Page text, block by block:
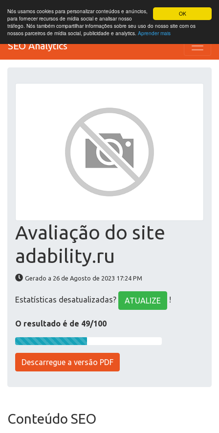
OK
Nós usamos cookies para personalizar conteúdos e anúncios,
para fornecer recursos de mídia social e analisar nosso
tráfego. Nós também compartilhar informações sobre seu uso do nosso site com os
nossos parceiros de mídia social, publicidade e analytics. Aprender mais
SEO Analytics
Avaliação do site
adability.ru
Gerado a 26 de Agosto de 2023 17:24 PM
Estatísticas desatualizadas? ATUALIZE !
O resultado é de 49/100
Descarregue a versão PDF
Conteúdo SEO